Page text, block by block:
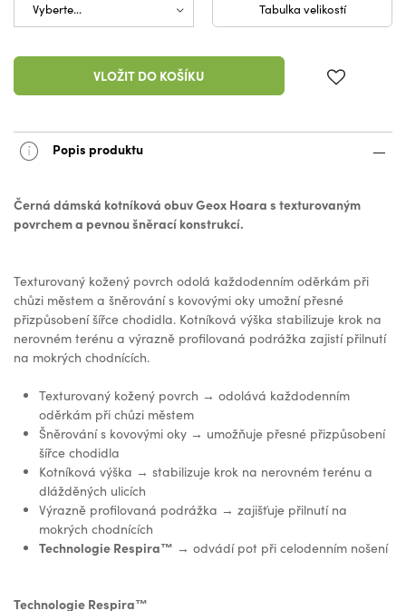
Tabulka velikostí
VLOŽIT DO KOŠÍKU
Popis produktu
Černá dámská kotníková obuv Geox Hoara s texturovaným
povrchem a pevnou šněrací konstrukcí.
Texturovaný kožený povrch odolá každodenním oděrkám při
chůzi městem a šněrování s kovovými oky umožní přesné
přizpůsobení šířce chodidla. Kotníková výška stabilizuje krok na
nerovném terénu a výrazně profilovaná podrážka zajistí přilnutí
na mokrých chodnících.
Texturovaný kožený povrch → odolává každodenním
oděrkám při chůzi městem
Šněrování s kovovými oky → umožňuje přesné přizpůsobení
šířce chodidla
Kotníková výška → stabilizuje krok na nerovném terénu a
dlážděných ulicích
Výrazně profilovaná podrážka → zajišťuje přilnutí na
mokrých chodnících
Technologie Respira™️ → odvádí pot při celodenním nošení
Technologie Respira™️